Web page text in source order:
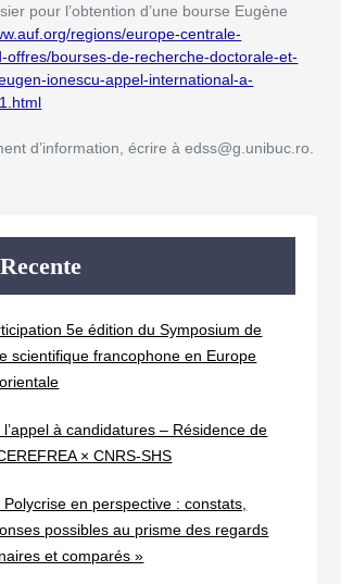
pour l’obtention d’une bourse Eugène
regions/europe-centrale-
offres/bourses-de-recherche-doctorale-et-
ionescu-appel-international-a-
d’information, écrire à edss@g.unibuc.ro.
5e édition du Symposium de
scientifique francophone en Europe
à candidatures – Résidence de
× CNRS-SHS
en perspective : constats,
possibles au prisme des regards
et comparés »